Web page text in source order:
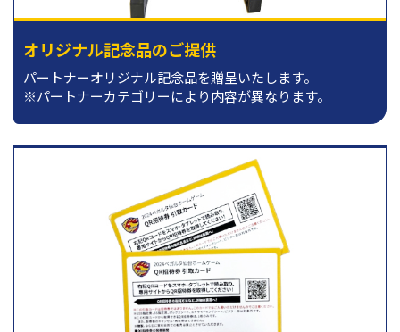
オリジナル記念品のご提供
パートナーオリジナル記念品を贈呈いたします。
※パートナーカテゴリーにより内容が異なります。